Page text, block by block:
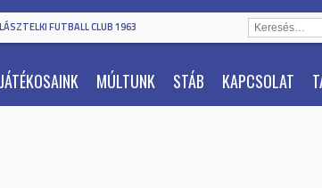
FUTBALL CLUB 1963
JÁTÉKOSAINK MÚLTUNK STÁB KAPCSOLAT